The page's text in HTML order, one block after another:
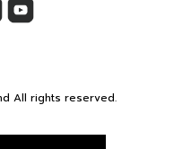
All rights reserved.